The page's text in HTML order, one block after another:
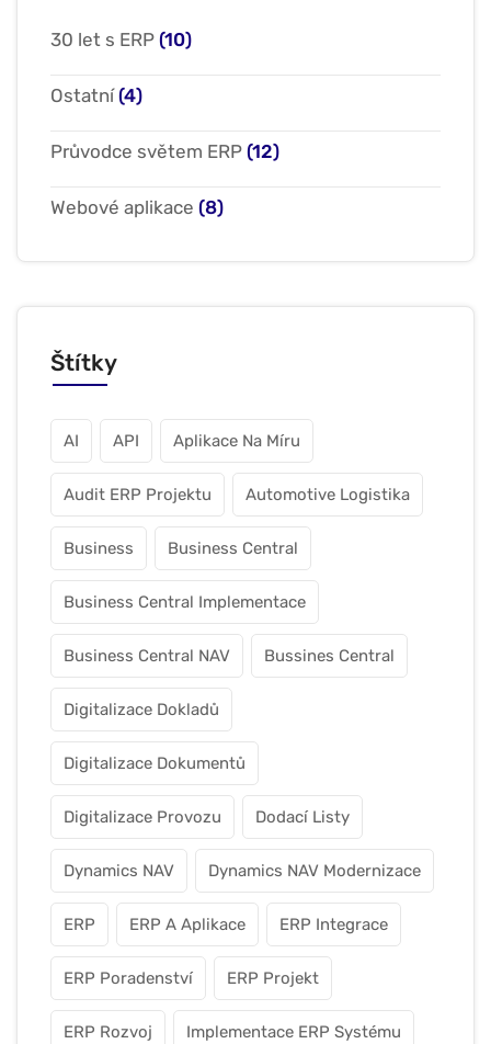
30 let s ERP (10)
Ostatní(4)
Průvodce světem ERP (12)
Webové aplikace (8)
Štítky
AI API Aplikace Na Míru
Audit ERP Projektu Automotive Logistika
Business Business Central
Business Central Implementace
Business Central NAV Bussines Central
Digitalizace Dokladů
Digitalizace Dokumentů
Digitalizace Provozu Dodací Listy
Dynamics NAV Dynamics NAV Modernizace
ERP ERP A Aplikace ERP Integrace
ERP Poradenství ERP Projekt
ERP Rozvoj Implementace ERP Systému